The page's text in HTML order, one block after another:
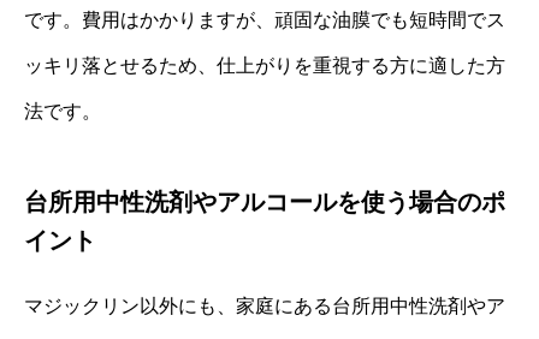
です。費用はかかりますが、頑固な油膜でも短時間でス
ッキリ落とせるため、仕上がりを重視する方に適した方
法です。
台所用中性洗剤やアルコールを使う場合のポ
イント
マジックリン以外にも、家庭にある台所用中性洗剤やア